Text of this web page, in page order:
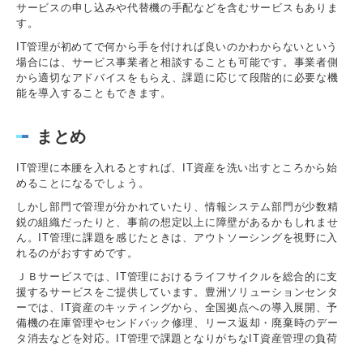
サービスの申し込みや代替機の手配などを含むサービスもありま
す。
IT管理が初めてで何から手を付ければ良いのかわからないという
場合には、サービス事業者と相談することも可能です。事業者側
から適切なアドバイスをもらえ、課題に応じて段階的に必要な機
能を導入することもできます。
まとめ
IT管理に本腰を入れるとすれば、IT資産を洗い出すところから始
めることになるでしょう。
しかし部門で管理が分かれていたり、情報システム部門が少数精
鋭の組織だったりと、事前の想定以上に障壁があるかもしれませ
ん。IT管理に課題を感じたときは、アウトソーシングを視野に入
れるのがおすすめです。
ＪＢサービスでは、IT管理におけるライフサイクルを総合的に支
援するサービスをご提供しています。豊洲ソリューションセンタ
ーでは、IT資産のキッティングから、全国拠点への導入展開、予
備機の在庫管理やセンドバック修理、リース返却・廃棄時のデー
タ消去などを対応。IT管理で課題となりがちなIT資産管理の負荷